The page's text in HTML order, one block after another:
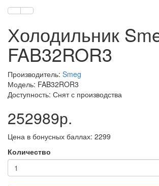
Холодильник
FAB32ROR3
Производитель: Smeg
Модель: FAB32ROR3
Доступность: Снят с производства
252989р.
Цена в бонусных баллах: 2299
Количество